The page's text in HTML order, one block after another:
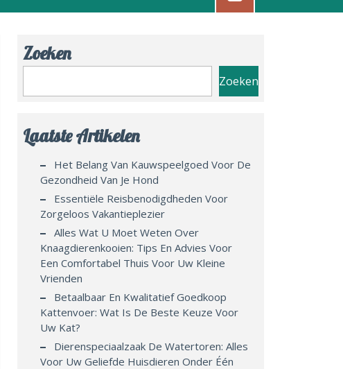
Zoeken
Zoeken
Laatste Artikelen
Het Belang Van Kauwspeelgoed Voor De
Gezondheid Van Je Hond
Essentiële Reisbenodigdheden Voor
Zorgeloos Vakantieplezier
Alles Wat U Moet Weten Over
Knaagdierenkooien: Tips En Advies Voor
Een Comfortabel Thuis Voor Uw Kleine
Vrienden
Betaalbaar En Kwalitatief Goedkoop
Kattenvoer: Wat Is De Beste Keuze Voor
Uw Kat?
Dierenspeciaalzaak De Watertoren: Alles
Voor Uw Geliefde Huisdieren Onder Één